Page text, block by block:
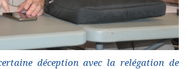
déception avec la relégation de